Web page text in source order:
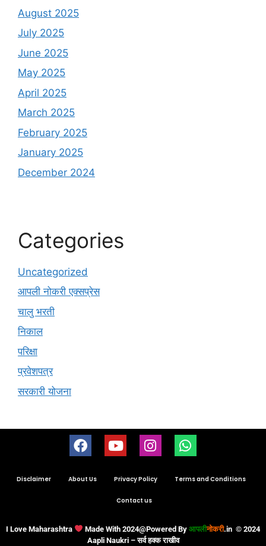
August 2025
July 2025
June 2025
May 2025
April 2025
March 2025
February 2025
January 2025
December 2024
Categories
Uncategorized
आपली नोकरी एक्सप्रेस
चालु भरती
निकाल
परिक्षा
प्रवेशपत्र
सरकारी योजना
Disclaimer About Us Privacy Policy Terms and Conditions
Contact us
I Love Maharashtra Made With 2024@Powered By आपलीनोकरी.in © 2024
Aapli Naukri – सर्व हक्क राखीव